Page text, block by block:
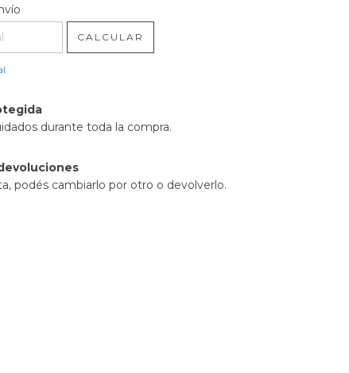
CALCULAR
durante toda la compra.
podés cambiarlo por otro o devolverlo.